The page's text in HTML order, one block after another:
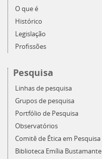
O que é
Histórico
Legislação
Profissões
Pesquisa
Linhas de pesquisa
Grupos de pesquisa
Portfólio de Pesquisa
Observatórios
Comitê de Ética em Pesquisa
Biblioteca Emília Bustamante